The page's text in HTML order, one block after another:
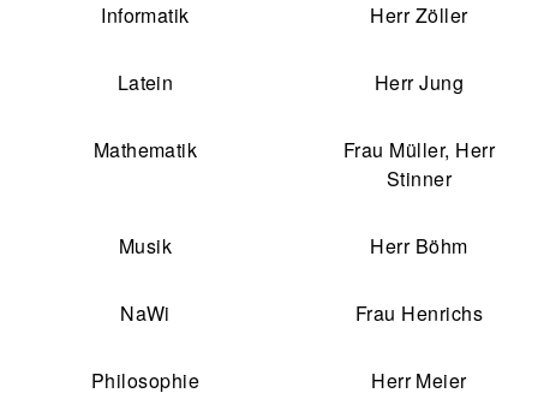
Informatik Herr Zöller
Latein Herr Jung
Mathematik
Frau Müller, Herr
Stinner
Musik Herr Böhm
NaWi Frau Henrichs
Philosophie Herr Meier